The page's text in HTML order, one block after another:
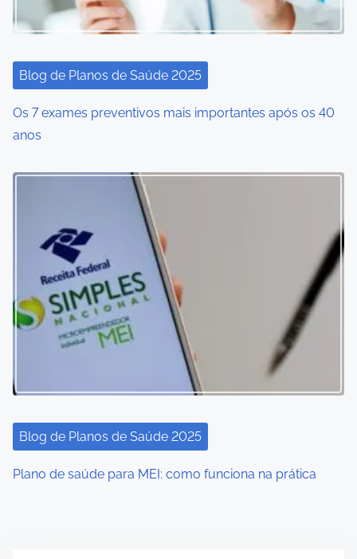
Blog de Planos de Saúde 2025
Os 7 exames preventivos mais importantes após os 40
anos
Blog de Planos de Saúde 2025
Plano de saúde para MEI: como funciona na prática